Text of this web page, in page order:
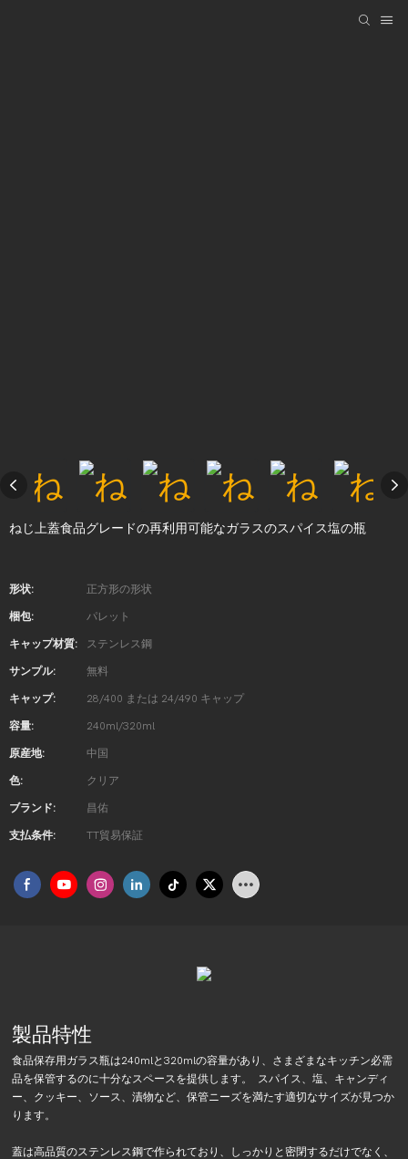
ねじ上蓋食品グレードの再利用可能なガラスのスパイス塩の瓶
形状: 正方形の形状
梱包: パレット
キャップ材質: ステンレス鋼
サンプル: 無料
キャップ: 28/400 または 24/490 キャップ
容量: 240ml/320ml
原産地: 中国
色: クリア
ブランド: 昌佑
支払条件: TT貿易保証
製品特性
食品保存用ガラス瓶は240mlと320mlの容量があり、さまざまなキッチン必需
品を保管するのに十分なスペースを提供します。 スパイス、塩、キャンディ
ー、クッキー、ソース、漬物など、保管ニーズを満たす適切なサイズが見つか
ります。
蓋は高品質のステンレス鋼で作られており、しっかりと密閉するだけでなく、